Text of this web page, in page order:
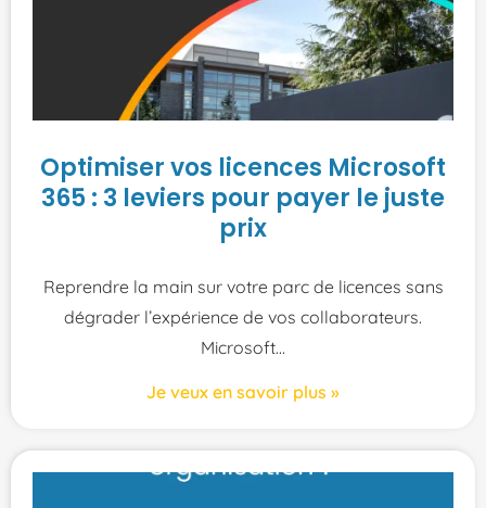
Optimiser vos licences Microsoft
365 : 3 leviers pour payer le juste
prix
Reprendre la main sur votre parc de licences sans
dégrader l’expérience de vos collaborateurs.
Microsoft
Je veux en savoir plus »